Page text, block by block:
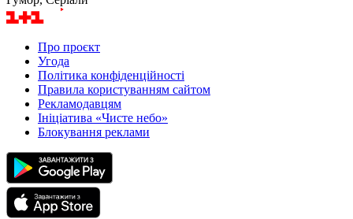
Про проєкт
Угода
Політика конфіденційності
Правила користуванням сайтом
Рекламодавцям
Ініціатива «Чисте небо»
Блокування реклами